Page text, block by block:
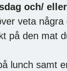
och/
veta
på den mat
lunch samt